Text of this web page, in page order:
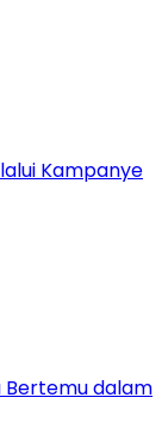
Kampanye
Bertemu dalam